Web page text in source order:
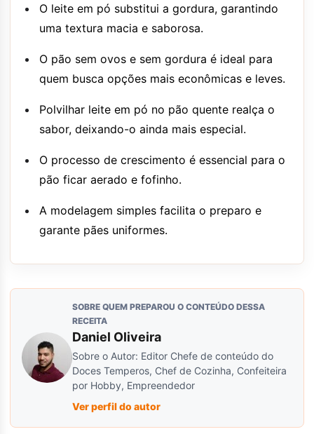
O leite em pó substitui a gordura, garantindo
uma textura macia e saborosa.
O pão sem ovos e sem gordura é ideal para
quem busca opções mais econômicas e leves.
Polvilhar leite em pó no pão quente realça o
sabor, deixando-o ainda mais especial.
O processo de crescimento é essencial para o
pão ficar aerado e fofinho.
A modelagem simples facilita o preparo e
garante pães uniformes.
SOBRE QUEM PREPAROU O CONTEÚDO DESSA
RECEITA
Daniel Oliveira
Sobre o Autor: Editor Chefe de conteúdo do
Doces Temperos, Chef de Cozinha, Confeiteira
por Hobby, Empreendedor
Ver perfil do autor